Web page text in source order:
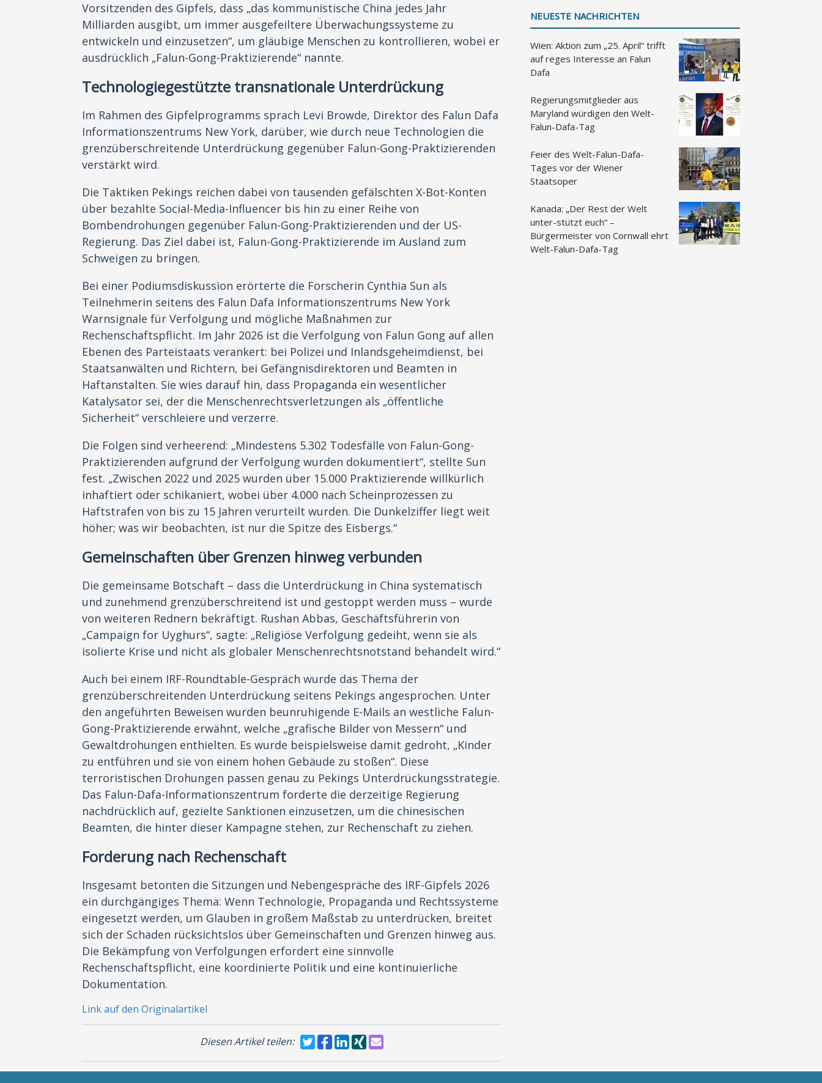
Vorsitzenden des Gipfels, dass „das kommunistische China jedes Jahr
Milliarden ausgibt, um immer ausgefeiltere Überwachungssysteme zu
entwickeln und einzusetzen“, um gläubige Menschen zu kontrollieren, wobei er
ausdrücklich „Falun-Gong-Praktizierende“ nannte.
Technologiegestützte transnationale Unterdrückung
Im Rahmen des Gipfelprogramms sprach Levi Browde, Direktor des Falun Dafa
Informationszentrums New York, darüber, wie durch neue Technologien die
grenzüberschreitende Unterdrückung gegenüber Falun-Gong-Praktizierenden
verstärkt wird.
Die Taktiken Pekings reichen dabei von tausenden gefälschten X-Bot-Konten
über bezahlte Social-Media-Influencer bis hin zu einer Reihe von
Bombendrohungen gegenüber Falun-Gong-Praktizierenden und der US-
Regierung. Das Ziel dabei ist, Falun-Gong-Praktizierende im Ausland zum
Schweigen zu bringen.
Bei einer Podiumsdiskussion erörterte die Forscherin Cynthia Sun als
Teilnehmerin seitens des Falun Dafa Informationszentrums New York
Warnsignale für Verfolgung und mögliche Maßnahmen zur
Rechenschaftspflicht. Im Jahr 2026 ist die Verfolgung von Falun Gong auf allen
Ebenen des Parteistaats verankert: bei Polizei und Inlandsgeheimdienst, bei
Staatsanwälten und Richtern, bei Gefängnisdirektoren und Beamten in
Haftanstalten. Sie wies darauf hin, dass Propaganda ein wesentlicher
Katalysator sei, der die Menschenrechtsverletzungen als „öffentliche
Sicherheit“ verschleiere und verzerre.
Die Folgen sind verheerend: „Mindestens 5.302 Todesfälle von Falun-Gong-
Praktizierenden aufgrund der Verfolgung wurden dokumentiert“, stellte Sun
fest. „Zwischen 2022 und 2025 wurden über 15.000 Praktizierende willkürlich
inhaftiert oder schikaniert, wobei über 4.000 nach Scheinprozessen zu
Haftstrafen von bis zu 15 Jahren verurteilt wurden. Die Dunkelziffer liegt weit
höher; was wir beobachten, ist nur die Spitze des Eisbergs.“
Gemeinschaften über Grenzen hinweg verbunden
Die gemeinsame Botschaft – dass die Unterdrückung in China systematisch
und zunehmend grenzüberschreitend ist und gestoppt werden muss – wurde
von weiteren Rednern bekräftigt. Rushan Abbas, Geschäftsführerin von
„Campaign for Uyghurs“, sagte: „Religiöse Verfolgung gedeiht, wenn sie als
isolierte Krise und nicht als globaler Menschenrechtsnotstand behandelt wird.“
Auch bei einem IRF-Roundtable-Gespräch wurde das Thema der
grenzüberschreitenden Unterdrückung seitens Pekings angesprochen. Unter
den angeführten Beweisen wurden beunruhigende E-Mails an westliche Falun-
Gong-Praktizierende erwähnt, welche „grafische Bilder von Messern“ und
Gewaltdrohungen enthielten. Es wurde beispielsweise damit gedroht, „Kinder
zu entführen und sie von einem hohen Gebäude zu stoßen“. Diese
terroristischen Drohungen passen genau zu Pekings Unterdrückungsstrategie.
Das Falun-Dafa-Informationszentrum forderte die derzeitige Regierung
nachdrücklich auf, gezielte Sanktionen einzusetzen, um die chinesischen
Beamten, die hinter dieser Kampagne stehen, zur Rechenschaft zu ziehen.
Forderung nach Rechenschaft
Insgesamt betonten die Sitzungen und Nebengespräche des IRF-Gipfels 2026
ein durchgängiges Thema: Wenn Technologie, Propaganda und Rechtssysteme
eingesetzt werden, um Glauben in großem Maßstab zu unterdrücken, breitet
sich der Schaden rücksichtslos über Gemeinschaften und Grenzen hinweg aus.
Die Bekämpfung von Verfolgungen erfordert eine sinnvolle
Rechenschaftspflicht, eine koordinierte Politik und eine kontinuierliche
Dokumentation.
Link auf den Originalartikel
Diesen Artikel teilen:
NEUESTE NACHRICHTEN
Wien: Aktion zum „25. April“ trifft
auf reges Interesse an Falun
Dafa
Regierungsmitglieder aus
Maryland würdigen den Welt-
Falun-Dafa-Tag
Feier des Welt-Falun-Dafa-
Tages vor der Wiener
Staatsoper
Kanada: „Der Rest der Welt
unter-stützt euch“ –
Bürgermeister von Cornwall ehrt
Welt-Falun-Dafa-Tag